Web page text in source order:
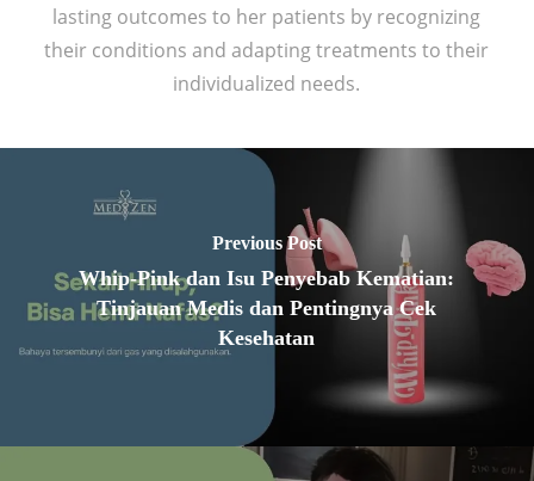
lasting outcomes to her patients by recognizing
their conditions and adapting treatments to their
individualized needs.
Previous Post
Whip-Pink dan Isu Penyebab Kematian:
Tinjauan Medis dan Pentingnya Cek
Kesehatan